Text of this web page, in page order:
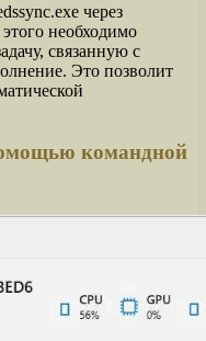
через
необходимо
связанную с
Это позволит
командной